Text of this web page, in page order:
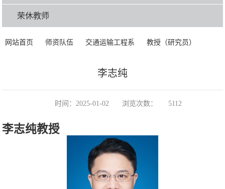
荣休教师
网站首页 师资队伍 交通运输工程系 教授（研究员）
李志纯
时间：2025-01-02 浏览次数： 5112
李志纯教授